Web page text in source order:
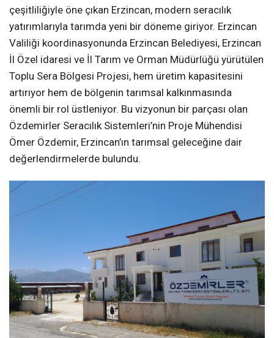
çeşitliliğiyle öne çıkan Erzincan, modern seracılık
yatırımlarıyla tarımda yeni bir döneme giriyor. Erzincan
Valiliği koordinasyonunda Erzincan Belediyesi, Erzincan
İl Özel idaresi ve İl Tarım ve Orman Müdürlüğü yürütülen
Toplu Sera Bölgesi Projesi, hem üretim kapasitesini
artırıyor hem de bölgenin tarımsal kalkınmasında
önemli bir rol üstleniyor. Bu vizyonun bir parçası olan
Özdemirler Seracılık Sistemleri’nin Proje Mühendisi
Ömer Özdemir, Erzincan’ın tarımsal geleceğine dair
değerlendirmelerde bulundu.